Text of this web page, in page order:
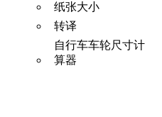
纸张大小
转译
自行车车轮尺寸计
算器